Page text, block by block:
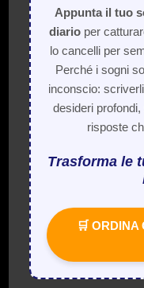
Appunta il tuo
diarioper
lo cancelli per
Perché i sogni
inconscio:
desideri
risposte
Trasforma le
🛒 ORDINA